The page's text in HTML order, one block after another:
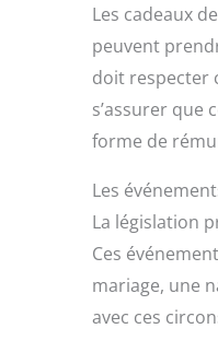
Les cadeaux
peuvent
doit respecter
s’assurer que
forme de
Les
La législation
Ces
mariage, une
avec ces